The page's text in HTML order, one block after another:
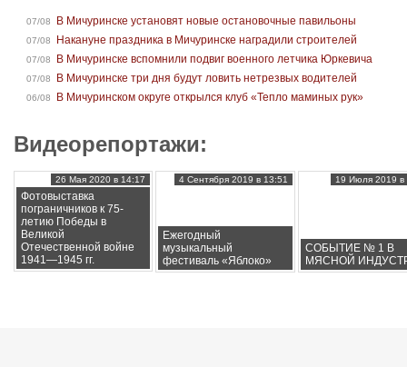
07/08 В Мичуринске установят новые остановочные павильоны
07/08 Накануне праздника в Мичуринске наградили строителей
07/08 В Мичуринске вспомнили подвиг военного летчика Юркевича
07/08 В Мичуринске три дня будут ловить нетрезвых водителей
06/08 В Мичуринском округе открылся клуб «Тепло маминых рук»
Видеорепортажи:
Фотовыставка
пограничников к 75-
летию Победы в
Великой
Отечественной войне
1941—1945 гг.
26 Мая 2020 в 14:17
Ежегодный
музыкальный
фестиваль «Яблоко»
4 Сентября 2019 в 13:51
СОБЫТИЕ № 1 В
МЯСНОЙ
19 Июля 2019 в